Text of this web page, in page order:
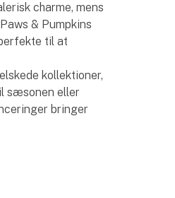
charme, mens
& Pumpkins
til at
kollektioner,
sæsonen eller
bringer